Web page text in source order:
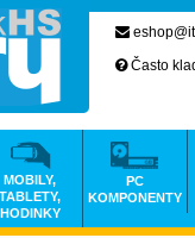
Často
MOBILY,
TABLETY,
HODINKY
PC
KOMPONENTY